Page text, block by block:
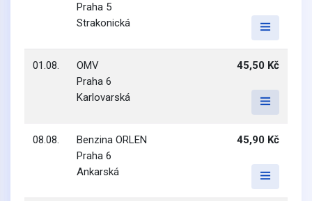
Praha 5
Strakonická
01.08.
OMV
Praha 6
Karlovarská
45,50 Kč
08.08.
Benzina ORLEN
Praha 6
Ankarská
45,90 Kč